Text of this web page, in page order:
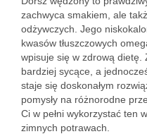
zachwyca smakiem, ale
odżywczych. Jego
kwasów tłuszczowych
wpisuje się w zdrową
bardziej sycące, a
staje się doskonałym
pomysły na różnorodne
Ci w pełni wykorzystać ten
zimnych potrawach.